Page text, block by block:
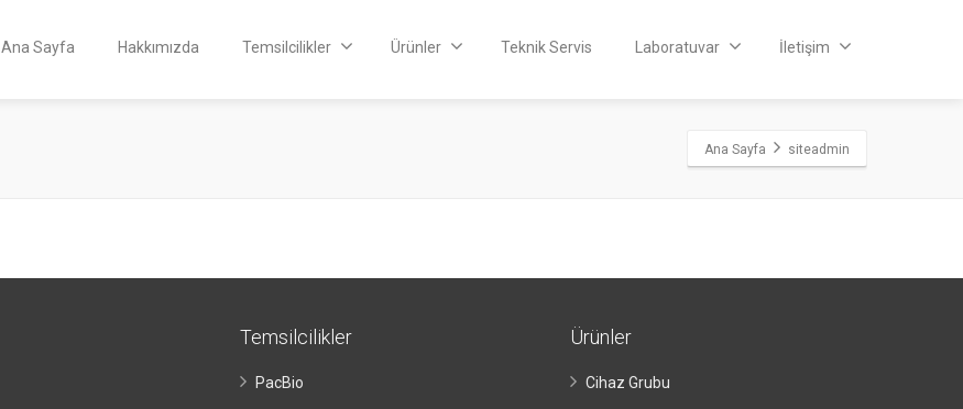
Ana Sayfa Hakkımızda Temsilcilikler Ürünler Teknik Servis Laboratuvar İletişim
Ana Sayfa siteadmin
Temsilcilikler
PacBio
Ürünler
Cihaz Grubu